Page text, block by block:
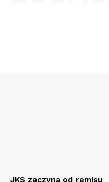
JKS zaczyna od remisu